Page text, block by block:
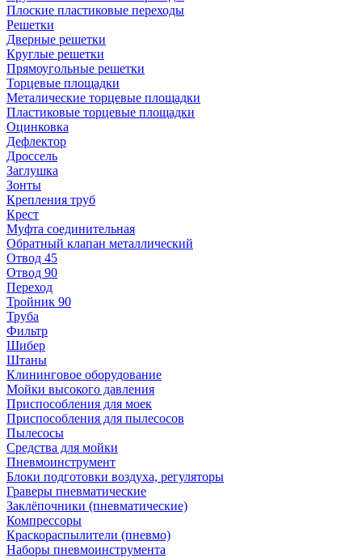
Плоские пластиковые переходы
Решетки
Дверные решетки
Круглые решетки
Прямоугольные решетки
Торцевые площадки
Металические торцевые площадки
Пластиковые торцевые площадки
Оцинковка
Дефлектор
Дроссель
Заглушка
Зонты
Крепления труб
Крест
Муфта соединительная
Обратный клапан металлический
Отвод 45
Отвод 90
Переход
Тройник 90
Труба
Фильтр
Шибер
Штаны
Клининговое оборудование
Мойки высокого давления
Приспособления для моек
Приспособления для пылесосов
Пылесосы
Средства для мойки
Пневмоинструмент
Блоки подготовки воздуха, регуляторы
Граверы пневматические
Заклёпочники (пневматические)
Компрессоры
Краскораспылители (пневмо)
Наборы пневмоинструмента